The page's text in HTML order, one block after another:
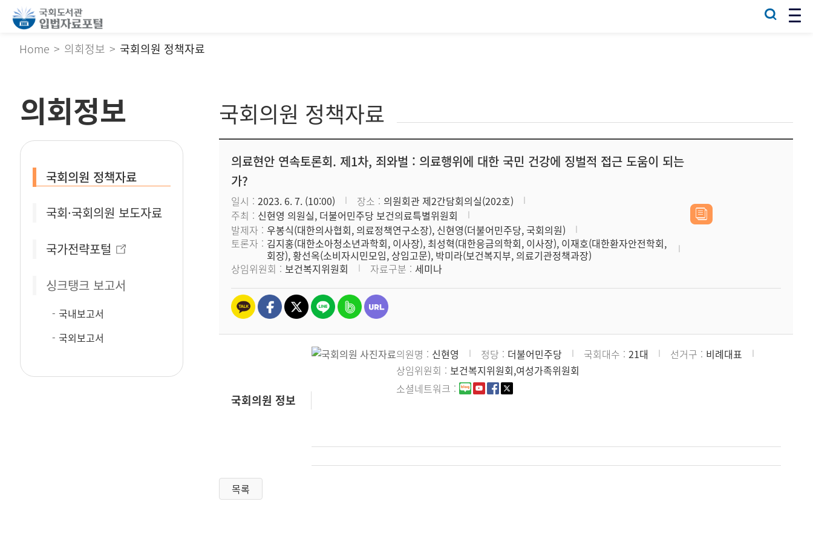
Home 의회정보 국회의원 정책자료
의회정보
국회의원 정책자료
국회·국회의원 보도자료
국가전략포털
싱크탱크 보고서
국내보고서
국외보고서
국회의원 정책자료
의료현안 연속토론회. 제1차, 죄와벌 : 의료행위에 대한 국민 건강에 징벌적 접근 도움이 되는
가?
일시 2023. 6. 7. (10:00) 장소
의원회관 제2간담회의실(202호)
주최
신현영 의원실, 더불어민주당 보건의료특별위원회
발제자
우봉식(대한의사협회, 의료정책연구소장), 신현영(더불어민주당, 국회의원)
토론자
김지홍(대한소아청소년과학회, 이사장), 최성혁(대한응금의학회, 이사장), 이재호(대한환자안전학회,
회장), 황선옥(소비자시민모임, 상임고문), 박미라(보건복지부, 의료기관정책과장)
상임위원회
보건복지위원회 자료구분 세미나
국회의원 정보
의원명 신현영 정당 더불어민주당 국회대수 21대 선거구
비례대표
상임위원회
보건복지위원회,여성가족위원회
소셜네트워크
목록